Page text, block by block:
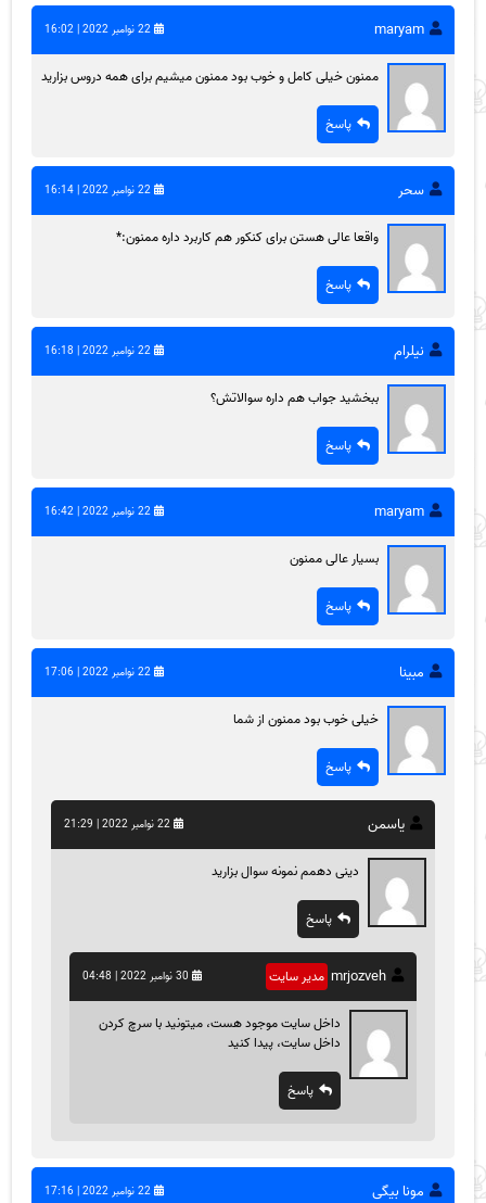
maryam 22 نوامبر 2022 | 16:02
ممنون خیلی کامل و خوب بود ممنون میشیم برای همه دروس بزارید
پاسخ
سحر 22 نوامبر 2022 | 16:14
واقعا عالی هستن برای کنکور هم کاربرد داره ممنون:*
پاسخ
نیلرام 22 نوامبر 2022 | 16:18
ببخشید جواب هم داره سوالاتش؟
پاسخ
maryam 22 نوامبر 2022 | 16:42
بسیار عالی ممنون
پاسخ
مبینا 22 نوامبر 2022 | 17:06
خیلی خوب بود ممنون از شما
پاسخ
یاسمن 22 نوامبر 2022 | 21:29
دینی دهمم نمونه سوال بزارید
پاسخ
mrjozveh مدیر سایت 30 نوامبر 2022 | 04:48
داخل سایت موجود هست، میتونید با سرچ کردن
داخل سایت، پیدا کنید
پاسخ
مونا بیگی 22 نوامبر 2022 | 17:16